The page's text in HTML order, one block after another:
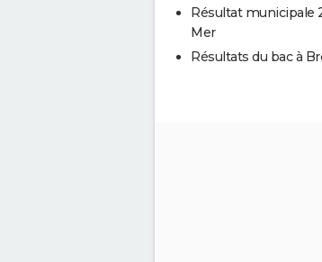
Résultat municipale
Mer
Résultats du bac à